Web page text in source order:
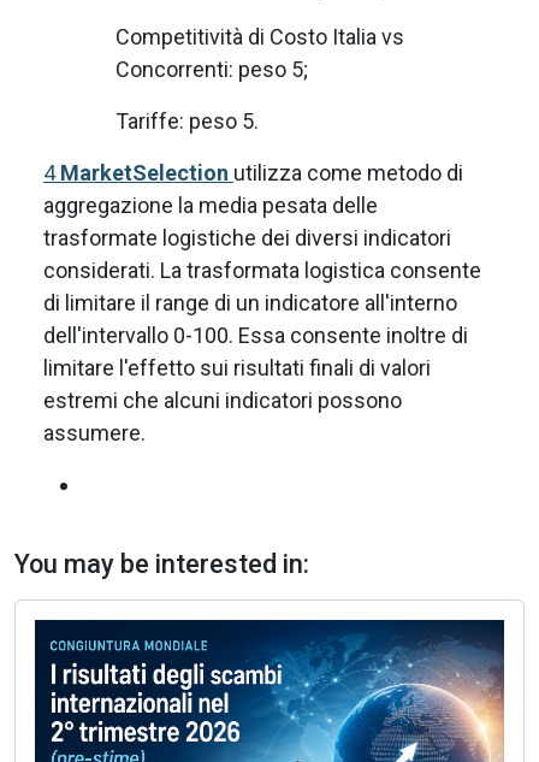
Competitività di Costo Italia vs
Concorrenti: peso 5;
Tariffe: peso 5.
4MarketSelection utilizza come metodo di
aggregazione la media pesata delle
trasformate logistiche dei diversi indicatori
considerati. La trasformata logistica consente
di limitare il range di un indicatore all'interno
dell'intervallo 0-100. Essa consente inoltre di
limitare l'effetto sui risultati finali di valori
estremi che alcuni indicatori possono
assumere.
You may be interested in: